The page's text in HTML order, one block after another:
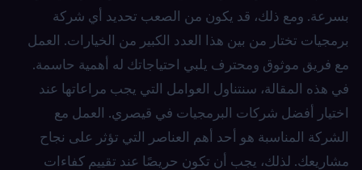
بسرعة. ومع ذلك، قد يكون من الصعب تحديد أي شركة
برمجيات تختار من بين هذا العدد الكبير من الخيارات. العمل
مع فريق موثوق ومحترف يلبي احتياجاتك له أهمية حاسمة.
في هذه المقالة، سنتناول العوامل التي يجب مراعاتها عند
اختيار أفضل شركات البرمجيات في قيصري. العمل مع
الشركة المناسبة هو أحد أهم العناصر التي تؤثر على نجاح
مشاريعك. لذلك، يجب أن تكون حريصًا عند تقييم كفاءات